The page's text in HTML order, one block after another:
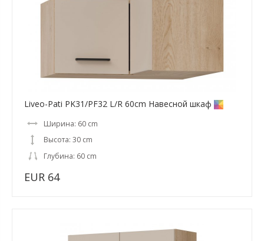
Liveo-Pati PK31/PF32 L/R 60cm Навесной шкаф
Ширина: 60 cm
Высота: 30 cm
Глубина: 60 cm
EUR 64